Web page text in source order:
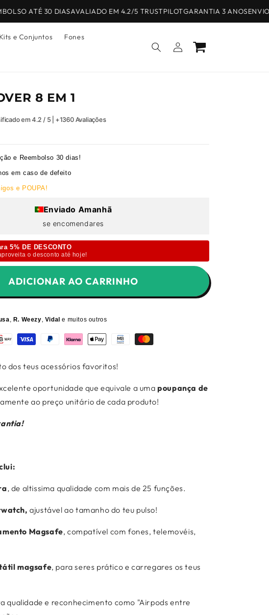
ATÉ 30 DIASAVALIADO EM 4.2/5 TRUSTPILOTGARANTIA 3 ANOSENVIOS
Kits e Conjuntos Fones
Iniciar
sessão
Carrinho
8 EM 1
em 4.2 / 5 | +1360 Avaliações
e Reembolso 30 dias!
em caso de defeito
e POUPA!
Enviado Amanhã
se encomendares
5% DE DESCONTO
o desconto até hoje!
ADICIONAR AO CARRINHO
, R. Weezy, Vidal e muitos outros
dos teus acessórios favoritos!
oportunidade que equivale a umapoupança de
ao preço unitário de cada produto!
, de altissima qualidade com mais de 25 funções.
ajustável ao tamanho do teu pulso!
Magsafe, compatível com fones, telemovéis,
magsafe, para seres prático e carregares os teus
qualidade e reconhecimento como "Airpods entre